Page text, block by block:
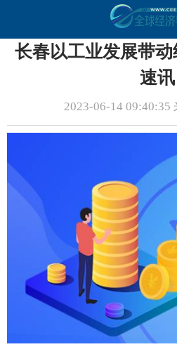
长春以工业发展带
速讯
2023-06-14 09:40:35